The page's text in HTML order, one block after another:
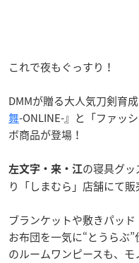
これで夜もぐっすり！
DMMが贈る大人気刀剣育
舞-ONLINE-』と「ファッ
ボ商品が登場！
左文字・来・江の寝具グッ
り「しまむら」店舗にて販
ブランケットや敷きパッ
お布団を一気に“とうらぶ
のルームワンピースも、